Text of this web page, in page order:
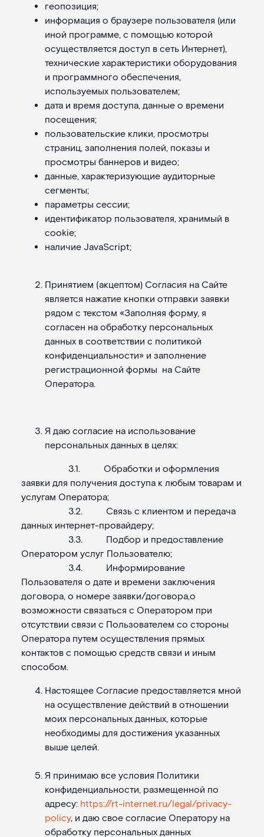
геопозиция;
информация о браузере пользователя (или
иной программе, с помощью которой
осуществляется доступ в сеть Интернет),
технические характеристики оборудования
и программного обеспечения,
используемых пользователем;
дата и время доступа, данные о времени
посещения;
пользовательские клики, просмотры
страниц, заполнения полей, показы и
просмотры баннеров и видео;
данные, характеризующие аудиторные
сегменты;
параметры сессии;
идентификатор пользователя, хранимый в
cookie;
наличие JavaScript;
Принятием (акцептом) Согласия на Сайте
является нажатие кнопки отправки заявки
рядом с текстом «Заполняя форму, я
согласен на обработку персональных
данных в соответствии с политикой
конфиденциальности» и заполнение
регистрационной формы на Сайте
Оператора.
Я даю согласие на использование
персональных данных в целях:
3.1. Обработки и оформления
заявки для получения доступа к любым товарам и
услугам Оператора;
3.2. Связь с клиентом и передача
данных интернет-провайдеру;
3.3. Подбор и предоставление
Оператором услуг Пользователю;
3.4. Информирование
Пользователя о дате и времени заключения
договора, о номере заявки/договора,о
возможности связаться с Оператором при
отсутствии связи с Пользователем со стороны
Оператора путем осуществления прямых
контактов с помощью средств связи и иным
способом.
Настоящее Согласие предоставляется мной
на осуществление действий в отношении
моих персональных данных, которые
необходимы для достижения указанных
выше целей.
Я принимаю все условия Политики
конфиденциальности, размещенной по
адресу: https://rt-internet.ru/legal/privacy-
policy, и даю свое согласие Оператору на
обработку персональных данных